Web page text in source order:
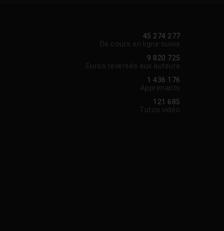
45 274 277
De cours en ligne suivis
9 820 725
Euros reversés aux auteurs
1 436 176
Apprenants
121 685
Tutos vidéo